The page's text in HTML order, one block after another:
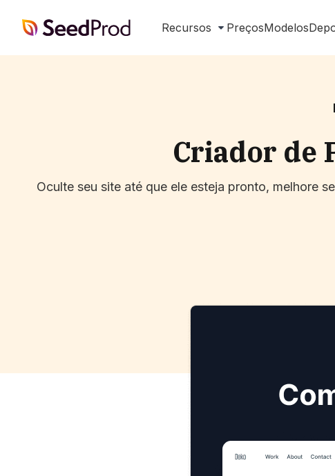
SeedProd Recursos PreçosModelos
Criador de
Oculte seu site até que ele esteja pronto, melhore